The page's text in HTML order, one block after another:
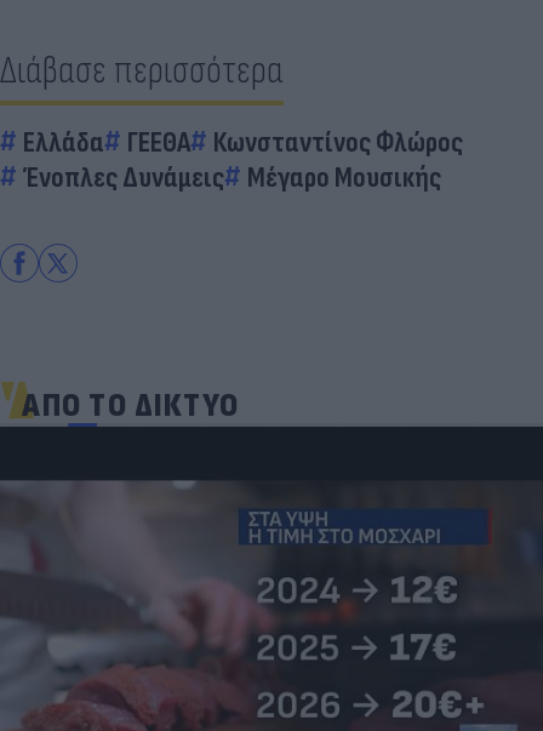
Διάβασε περισσότερα
Ελλάδα ΓΕΕΘΑ
Κωνσταντίνος Φλώρος
Ένοπλες Δυνάμεις
Μέγαρο Μουσικής
ΑΠΟ ΤΟ ΔΙΚΤΥΟ